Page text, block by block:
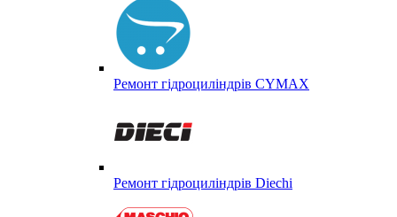
Ремонт гідроциліндрів CYMAX
Ремонт гідроциліндрів Diechi